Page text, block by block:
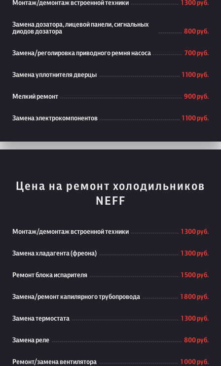
Монтаж/демонтаж встроенной техники 1 300 руб.
Замена дозатора, лицевой панели, сигнальных
диодов дозатора
800 руб.
Замена/реголировка приводного ремня насоса 700 руб.
Замена уплотнителя дверцы 1 100 руб.
Мелкий ремонт 900 руб.
Замена электрокомпонентов 1 100 руб.
Цена на ремонт холодильников
NEFF
Монтаж/демонтаж встроенной техники 1 300 руб.
Замена хладагента (фреона) 1 300 руб.
Ремонт блока испарителя 1 500 руб.
Замена/ремонт капилярного трубопровода 1 800 руб.
Замена термостата 1 300 руб.
Замена реле 800 руб.
Ремонт/замена вентилятора 1 000 руб.